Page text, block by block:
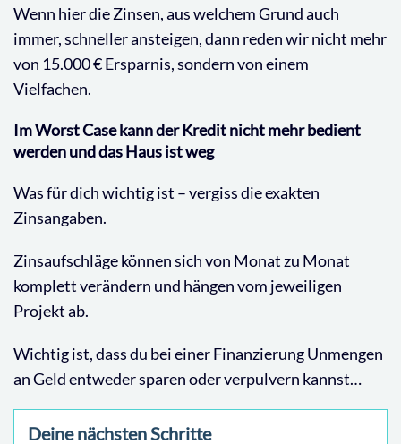
Wenn hier die Zinsen, aus welchem Grund auch
immer, schneller ansteigen, dann reden wir nicht mehr
von 15.000 € Ersparnis, sondern von einem
Vielfachen.
Im Worst Case kann der Kredit nicht mehr bedient
werden und das Haus ist weg
Was für dich wichtig ist – vergiss die exakten
Zinsangaben.
Zinsaufschläge können sich von Monat zu Monat
komplett verändern und hängen vom jeweiligen
Projekt ab.
Wichtig ist, dass du bei einer Finanzierung Unmengen
an Geld entweder sparen oder verpulvern kannst…
Deine nächsten Schritte